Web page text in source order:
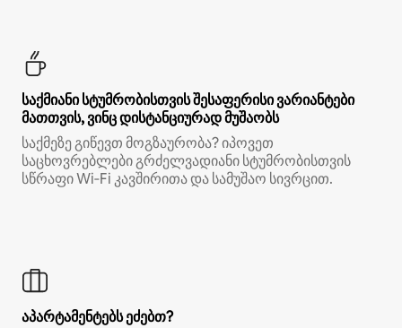
საქმიანი სტუმრობისთვის შესაფერისი ვარიანტები
მათთვის, ვინც დისტანციურად მუშაობს
საქმეზე გიწევთ მოგზაურობა? იპოვეთ
საცხოვრებლები გრძელვადიანი სტუმრობისთვის
სწრაფი Wi‑Fi კავშირითა და სამუშაო სივრცით.
აპარტამენტებს ეძებთ?